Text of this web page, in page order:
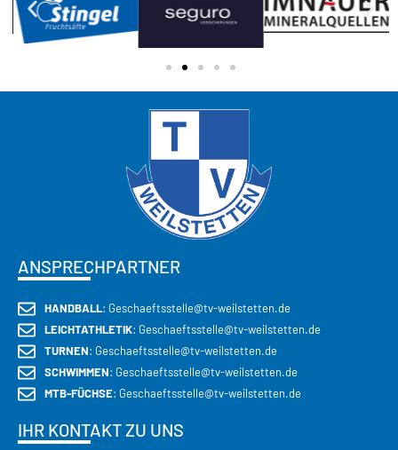
ANSPRECHPARTNER
HANDBALL: Geschaeftsstelle@tv-weilstetten.de
LEICHTATHLETIK: Geschaeftsstelle@tv-weilstetten.de
TURNEN: Geschaeftsstelle@tv-weilstetten.de
SCHWIMMEN: Geschaeftsstelle@tv-weilstetten.de
MTB-FÜCHSE: Geschaeftsstelle@tv-weilstetten.de
IHR KONTAKT ZU UNS